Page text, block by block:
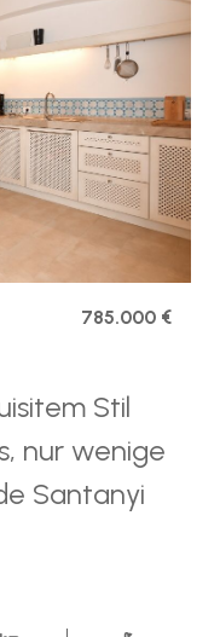
785.000 €
Stil
nur wenige
Santanyi